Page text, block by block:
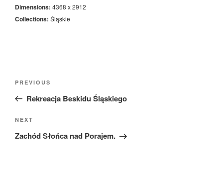
Dimensions: 4368 x 2912
Collections: Śląskie
Previous
Post
PREVIOUS
Rekreacja Beskidu Śląskiego
Next
Post
NEXT
Zachód Słońca nad Porajem.